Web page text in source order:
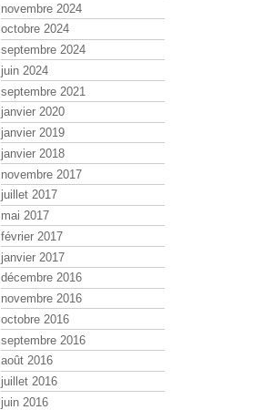
novembre 2024
octobre 2024
septembre 2024
juin 2024
septembre 2021
janvier 2020
janvier 2019
janvier 2018
novembre 2017
juillet 2017
mai 2017
février 2017
janvier 2017
décembre 2016
novembre 2016
octobre 2016
septembre 2016
août 2016
juillet 2016
juin 2016